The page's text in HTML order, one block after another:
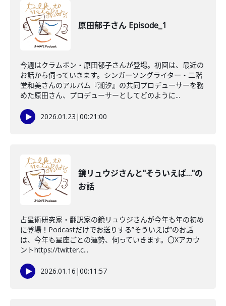
原田郁子さん Episode_1
今週はクラムボン・原田郁子さんが登場。初回は、最近の
お話から伺っていきます。シンガーソングライター・二階
堂和美さんのアルバム『潮汐』の共同プロデューサーを務
めた原田さん、プロデューサーとしてどのように...
2026.01.23 |00:21:00
鏡リュウジさんと"そういえば…"の
お話
占星術研究家・翻訳家の鏡リュウジさんが今年も年の初め
に登場！Podcastだけでお送りする”そういえば”のお話
は、今年も星座ごとの運勢、伺っていきます。〇Xアカウ
ントhttps://twitter.c...
2026.01.16 |00:11:57